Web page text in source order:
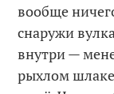
вообще
снаружи
внутри —
рыхлом